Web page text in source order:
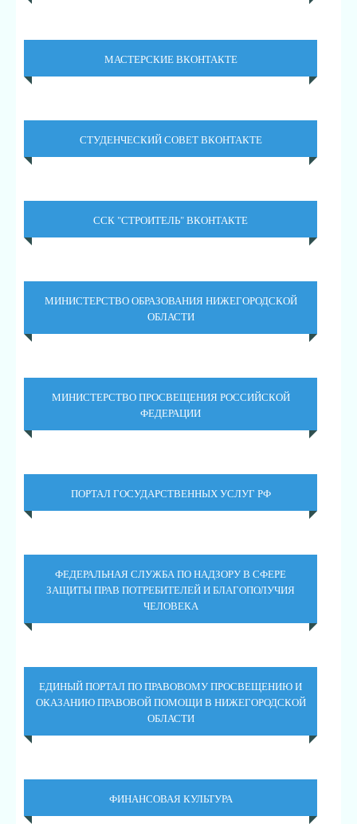
МАСТЕРСКИЕ ВКОНТАКТЕ
СТУДЕНЧЕСКИЙ СОВЕТ ВКОНТАКТЕ
ССК "СТРОИТЕЛЬ" ВКОНТАКТЕ
МИНИСТЕРСТВО ОБРАЗОВАНИЯ НИЖЕГОРОДСКОЙ
ОБЛАСТИ
МИНИСТЕРСТВО ПРОСВЕЩЕНИЯ РОССИЙСКОЙ
ФЕДЕРАЦИИ
ПОРТАЛ ГОСУДАРСТВЕННЫХ УСЛУГ РФ
ФЕДЕРАЛЬНАЯ СЛУЖБА ПО НАДЗОРУ В СФЕРЕ
ЗАЩИТЫ ПРАВ ПОТРЕБИТЕЛЕЙ И БЛАГОПОЛУЧИЯ
ЧЕЛОВЕКА
ЕДИНЫЙ ПОРТАЛ ПО ПРАВОВОМУ ПРОСВЕЩЕНИЮ И
ОКАЗАНИЮ ПРАВОВОЙ ПОМОЩИ В НИЖЕГОРОДСКОЙ
ОБЛАСТИ
ФИНАНСОВАЯ КУЛЬТУРА